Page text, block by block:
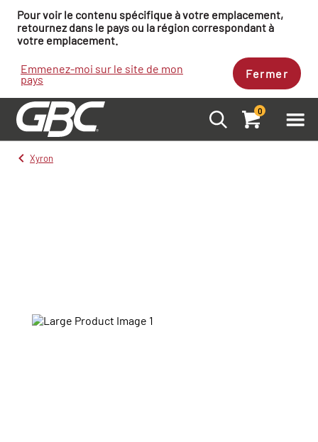
Pour voir le contenu spécifique à votre emplacement,
retournez dans le pays ou la région correspondant à
votre emplacement.
Emmenez-moi sur le site de mon
pays Fermer
0
Xyron